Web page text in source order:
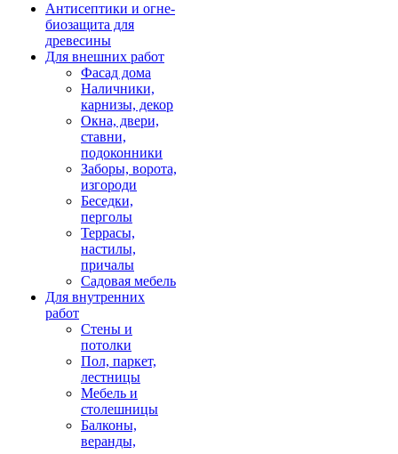
Антисептики и огне-
биозащита для
древесины
Для внешних работ
Фасад дома
Наличники,
карнизы, декор
Окна, двери,
ставни,
подоконники
Заборы, ворота,
изгороди
Беседки,
перголы
Террасы,
настилы,
причалы
Садовая мебель
Для внутренних
работ
Стены и
потолки
Пол, паркет,
лестницы
Мебель и
столешницы
Балконы,
веранды,